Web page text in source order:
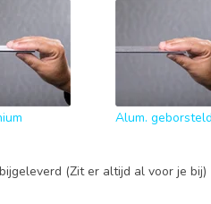
Alum. geborsteld
(Zit er altijd al voor je bij)